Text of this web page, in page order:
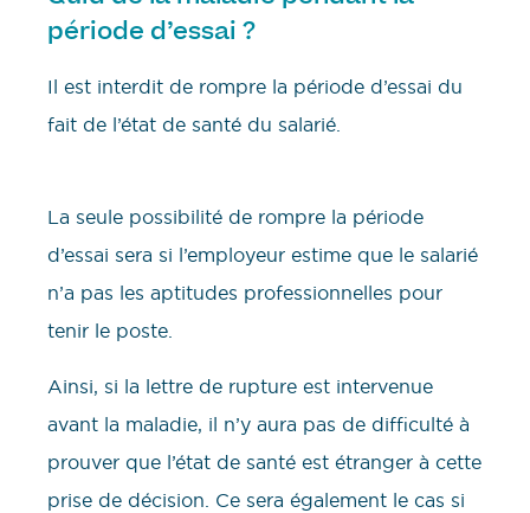
période d’essai ?
Il est interdit de rompre la période d’essai du
fait de l’état de santé du salarié.
La seule possibilité de rompre la période
d’essai sera si l’employeur estime que le salarié
n’a pas les aptitudes professionnelles pour
tenir le poste.
Ainsi, si la lettre de rupture est intervenue
avant la maladie, il n’y aura pas de difficulté à
prouver que l’état de santé est étranger à cette
prise de décision. Ce sera également le cas si